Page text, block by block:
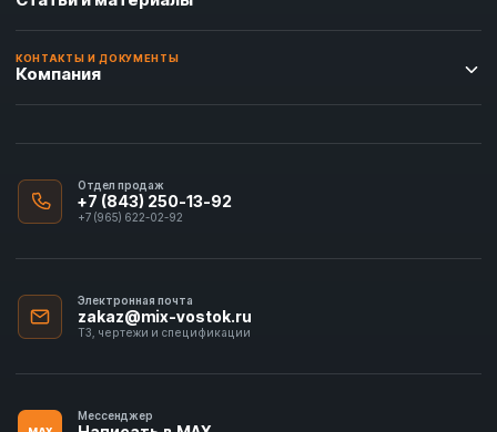
КОНТАКТЫ И ДОКУМЕНТЫ
Компания
Отдел продаж
+7 (843) 250-13-92
+7 (965) 622-02-92
Электронная почта
zakaz@mix-vostok.ru
ТЗ, чертежи и спецификации
Мессенджер